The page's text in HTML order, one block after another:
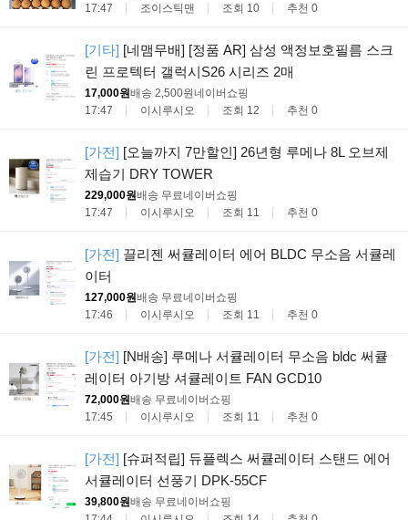
17:47
조이스틱맨 조회 10 추천 0
[기타] [네맴무배] [정품 AR] 삼성 액정보호필름 스크
린 프로텍터 갤럭시S26 시리즈 2매
17,000원배송 2,500원네이버쇼핑
17:47
이시루시오 조회 12 추천 0
[가전] [오늘까지 7만할인] 26년형 루메나 8L 오브제
제습기 DRY TOWER
229,000원배송 무료네이버쇼핑
17:47
이시루시오 조회 11 추천 0
[가전] 끌리젠 써큘레이터 에어 BLDC 무소음 서큘레
이터
127,000원배송 무료네이버쇼핑
17:46
이시루시오 조회 11 추천 0
[가전] [N배송] 루메나 서큘레이터 무소음 bldc 써큘
레이터 아기방 셔큘레이트 FAN GCD10
72,000원배송 무료네이버쇼핑
17:45
이시루시오 조회 11 추천 0
[가전] [슈퍼적립] 듀플렉스 써큘레이터 스탠드 에어
서큘레이터 선풍기 DPK-55CF
39,800원배송 무료네이버쇼핑